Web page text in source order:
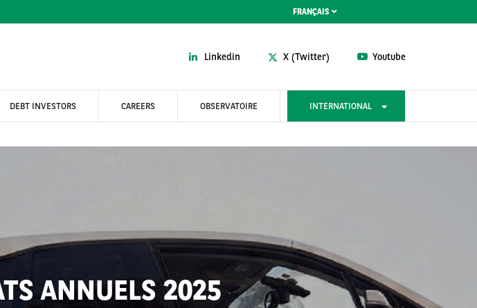
FRANÇAIS
Linkedin X (Twitter) Youtube
DEBT INVESTORS CAREERS OBSERVATOIRE INTERNATIONAL
ANNUELS 2025